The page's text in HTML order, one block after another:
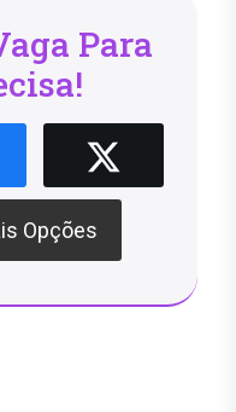
Para
Opções